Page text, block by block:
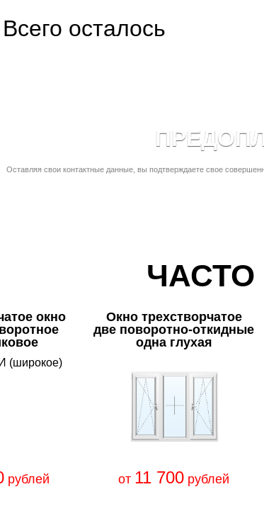
Всего осталось
Оставляя свои контактные данные, вы подтверждаете свое
окно
рублей
Окно трехстворчатое
две поворотно-откидные
одна глухая
от 11 700 рублей